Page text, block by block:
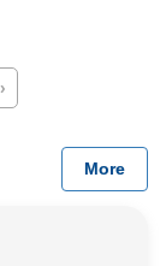
More